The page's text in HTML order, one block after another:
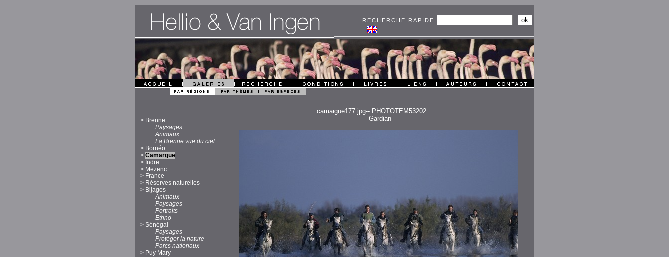
RECHERCHE RAPIDE
camargue177.jpg-- PHOTOTEM53202
> Brenne
Paysages
Animaux
La Brenne vue du ciel
> Bornéo
> Camargue
> Indre
> Mezenc
> France
> Réserves naturelles
> Bijagos
Animaux
Paysages
Portraits
Ethno
> Sénégal
Paysages
Protéger la nature
Parcs nationaux
> Puy Mary
Gardian